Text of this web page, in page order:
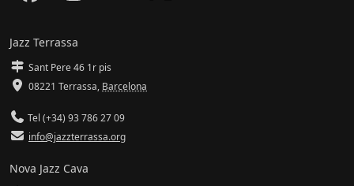
Jazz Terrassa
Sant Pere 46 1r pis
08221 Terrassa, Barcelona
Tel (+34) 93 786 27 09
info@jazzterrassa.org
Nova Jazz Cava